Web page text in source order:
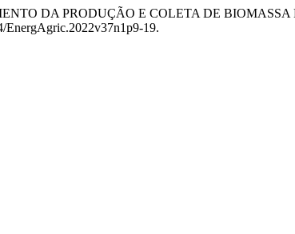
DA PRODUÇÃO E COLETA DE
EnergAgric.2022v37n1p9-19.